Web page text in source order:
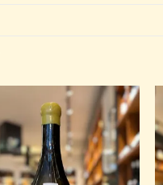
Add to
Wishlist